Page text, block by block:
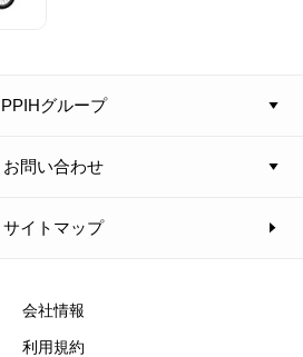
PPIHグループ
お問い合わせ
サイトマップ
会社情報
利用規約